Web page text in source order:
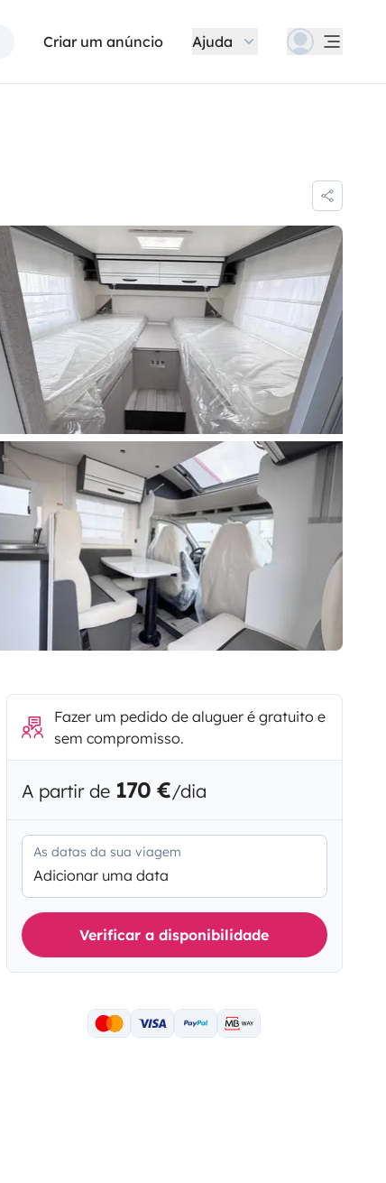
Criar um anúncio Ajuda
Fazer um pedido de aluguer é gratuito e
sem compromisso.
A partir de 170 €/dia
As datas da sua viagem
Adicionar uma data
Verificar a disponibilidade